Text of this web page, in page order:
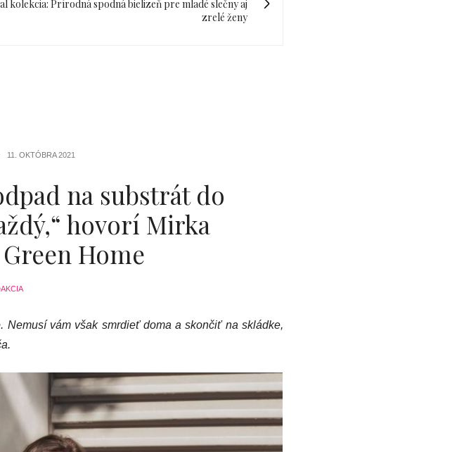
kolekcia: Prírodná spodná bielizeň pre mladé slečny aj
zrelé ženy
11. OKTÓBRA 2021
na substrát do
hovorí Mirka
Home
vám však smrdieť doma a skončiť na skládke,